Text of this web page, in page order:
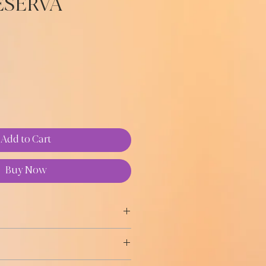
Add to Cart
Buy Now
de la familia,
ecológica, entre los